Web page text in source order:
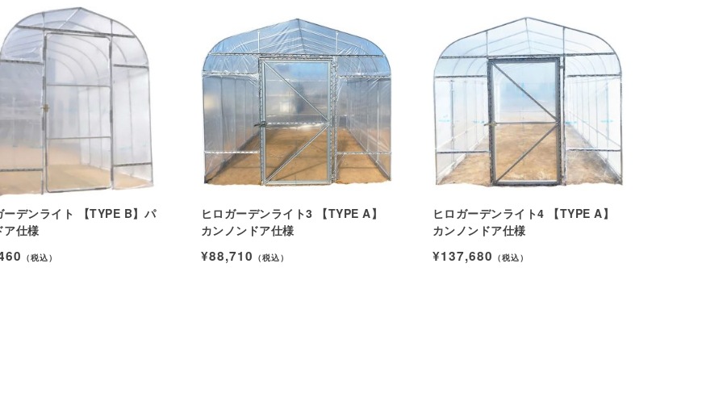
ーデンライト 【TYPE B】パ
ア仕様
（税込）
ヒロガーデンライト3 【TYPE A】
カンノンドア仕様
¥88,710 （税込）
ヒロガーデンライト4 【TYPE A】
カンノンドア仕様
¥137,680 （税込）